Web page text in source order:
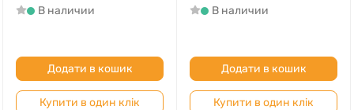
В наличии
Додати в кошик
Купити в один клік
В наличии
Додати в кошик
Купити в один клік